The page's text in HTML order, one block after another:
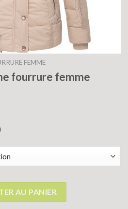
FEMME
fourrure femme
fourrure femme
AU PANIER